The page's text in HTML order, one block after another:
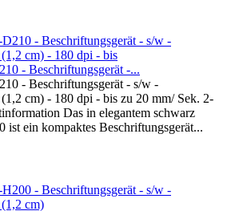
- Beschriftungsgerät -...
- Beschriftungsgerät - s/w -
cm) - 180 dpi - bis zu 20 mm/ Sek. 2-
Das in elegantem schwarz
ist ein kompaktes Beschriftungsgerät...